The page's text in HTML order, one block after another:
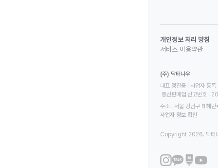
개인정보 처리 방침
서비스 이용약관
(주) 닥터나우
대표 정진웅 | 사업자
통신판매업 신고번호
주소 : 서울 강남구 테헤
사업자 정보 확인
Copyright 2026. 닥터